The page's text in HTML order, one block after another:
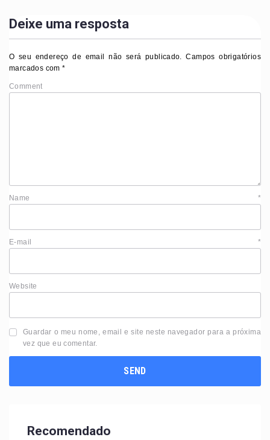
Deixe uma resposta
O seu endereço de email não será publicado.
Campos obrigatórios
marcados com*
Comment
Name *
E-mail *
Website
Guardar o meu nome, email e site neste navegador para a próxima
vez que eu comentar.
Recomendado